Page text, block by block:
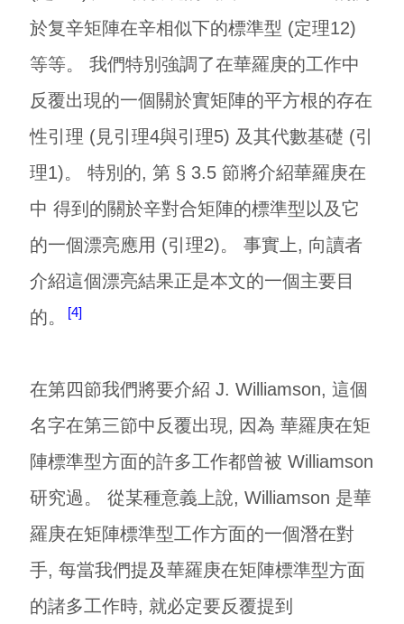
於复辛矩陣在辛相似下的標準型 (定理12)
等等。 我們特別強調了在華羅庚的工作中
反覆出現的一個關於實矩陣的平方根的存在
性引理 (見引理4與引理5) 及其代數基礎 (引
理1)。 特別的, 第 § 3.5 節將介紹華羅庚在
中 得到的關於辛對合矩陣的標準型以及它
的一個漂亮應用 (引理2)。 事實上, 向讀者
介紹這個漂亮結果正是本文的一個主要目
的。
4
在第四節我們將要介紹 J. Williamson, 這個
名字在第三節中反覆出現, 因為 華羅庚在矩
陣標準型方面的許多工作都曾被 Williamson
研究過。 從某種意義上說, Williamson 是華
羅庚在矩陣標準型工作方面的一個潛在對
手, 每當我們提及華羅庚在矩陣標準型方面
的諸多工作時, 就必定要反覆提到